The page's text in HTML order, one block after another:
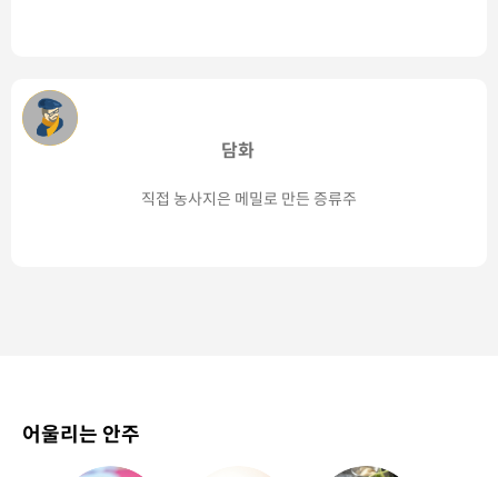
담화
직접 농사지은 메밀로 만든 증류주
어울리는 안주